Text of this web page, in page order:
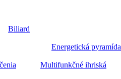
Biliard
Energetická pyramída
Multifunkčné ihriská